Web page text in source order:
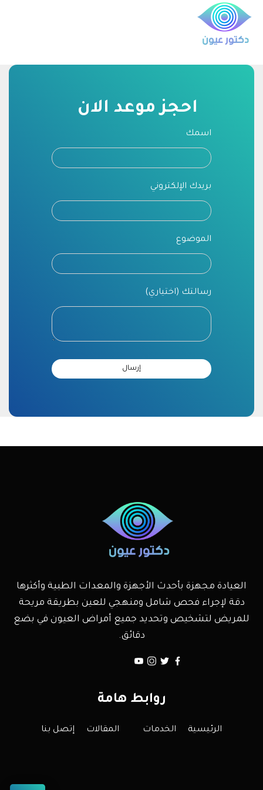
احجز موعد الان
اسمك
بريدك الإلكتروني
الموضوع
رسالتك (اختياري)
العيادة مجهزة بأحدث الأجهزة والمعدات الطبية وأكثرها
دقة لإجراء فحص شامل ومنهجي للعين بطريقة مريحة
للمريض لتشخيص وتحديد جميع أمراض العيون في بضع
دقائق.
روابط هامة
الرئيسية الخدمات المقالات إتصل بنا